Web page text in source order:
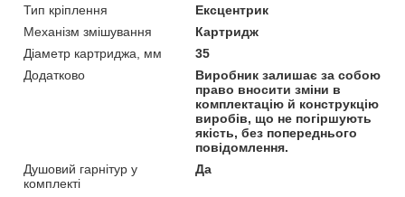
Тип кріплення
Ексцентрик
Механізм змішування
Картридж
Діаметр картриджа, мм
35
Додатково
Виробник залишає за собою
право вносити зміни в
комплектацію й конструкцію
виробів, що не погіршують
якість, без попереднього
повідомлення.
Душовий гарнітур у
комплекті
Да